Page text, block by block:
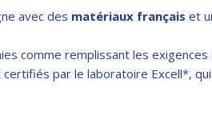
avec des matériaux français et
comme remplissant les exigences
par le laboratoire Excell*,